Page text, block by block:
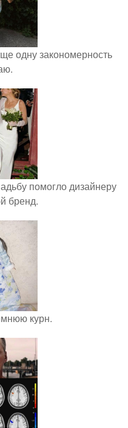
одну закономерность
помогло дизайнеру
бренд.
курн.